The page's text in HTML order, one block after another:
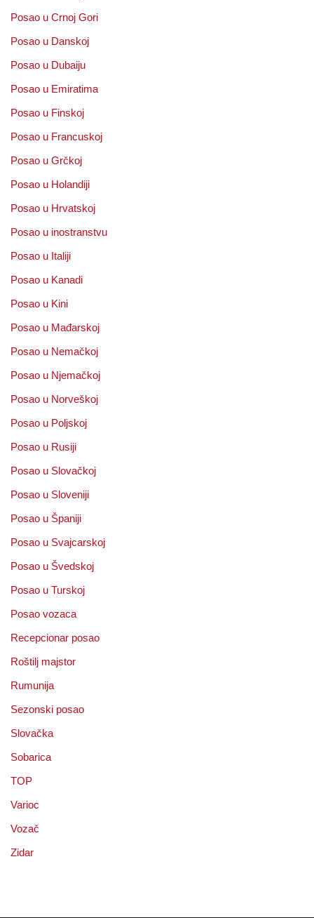
Posao u Crnoj Gori
Posao u Danskoj
Posao u Dubaiju
Posao u Emiratima
Posao u Finskoj
Posao u Francuskoj
Posao u Grčkoj
Posao u Holandiji
Posao u Hrvatskoj
Posao u inostranstvu
Posao u Italiji
Posao u Kanadi
Posao u Kini
Posao u Mađarskoj
Posao u Nemačkoj
Posao u Njemačkoj
Posao u Norveškoj
Posao u Poljskoj
Posao u Rusiji
Posao u Slovačkoj
Posao u Sloveniji
Posao u Španiji
Posao u Svajcarskoj
Posao u Švedskoj
Posao u Turskoj
Posao vozaca
Recepcionar posao
Roštilj majstor
Rumunija
Sezonski posao
Slovačka
Sobarica
TOP
Varioc
Vozač
Zidar